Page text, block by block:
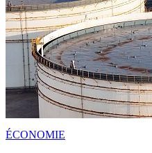
ÉCONOMIE